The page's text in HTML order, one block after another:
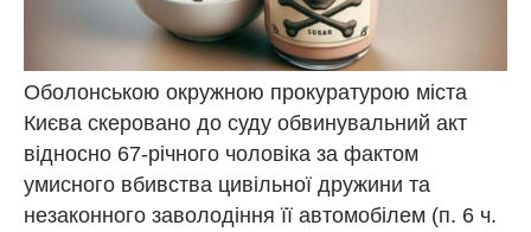
Оболонською окружною прокуратурою міста
Києва скеровано до суду обвинувальний акт
відносно 67-річного чоловіка за фактом
умисного вбивства цивільної дружини та
незаконного заволодіння її автомобілем (п. 6 ч.